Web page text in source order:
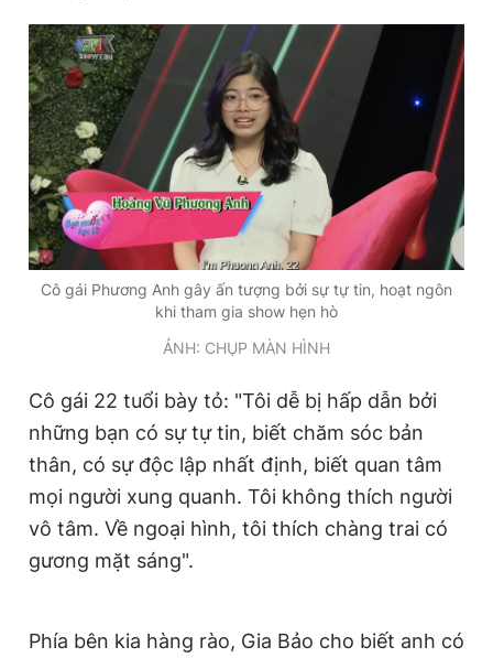
Cô gái Phương Anh gây ấn tượng bởi sự tự tin, hoạt ngôn
khi tham gia show hẹn hò
ẢNH: CHỤP MÀN HÌNH
Cô gái 22 tuổi bày tỏ: "Tôi dễ bị hấp dẫn bởi
những bạn có sự tự tin, biết chăm sóc bản
thân, có sự độc lập nhất định, biết quan tâm
mọi người xung quanh. Tôi không thích người
vô tâm. Về ngoại hình, tôi thích chàng trai có
gương mặt sáng".
Phía bên kia hàng rào, Gia Bảo cho biết anh có